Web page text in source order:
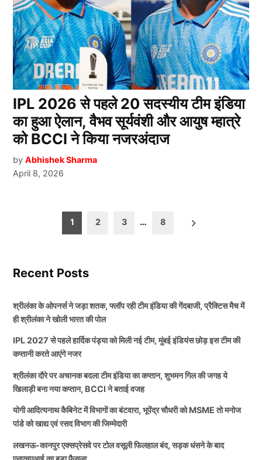
IPL 2026 से पहले 20 सदस्यीय टीम इंडिया
का हुआ ऐलान, वैभव सूर्यवंशी और आयुष म्हात्रे
को BCCI ने किया नजरअंदाज
by Abhishek Sharma
April 8, 2026
pagination
1 2 3 … 8
Recent Posts
श्रीलंका के ओपनर्स ने जड़ा शतक, फ्लॉप रही टीम इंडिया की गेंदबाजी, प्रैक्टिस मैच में
ही श्रीलंका ने खोली भारत की पोल
IPL 2027 से पहले हार्दिक पंड्या को मिली नई टीम, मुंबई इंडियंस छोड़ इस टीम की
कप्तानी करते आएंगे नजर
श्रीलंका दौरे पर अचानक बदला टीम इंडिया का कप्तान, शुभमन गिल की जगह ये
खिलाड़ी बना नया कप्तान, BCCI ने बताई वजह
योगी आदित्यनाथ कैबिनेट में विभागों का बंटवारा, भूपेंद्र चौधरी को MSME तो मनोज
पांडे को खाद्य एवं रसद विभाग की जिम्मेदारी
लखनऊ-कानपुर एक्सप्रेसवे पर टोल वसूली फिलहाल बंद, सड़क धंसने के बाद